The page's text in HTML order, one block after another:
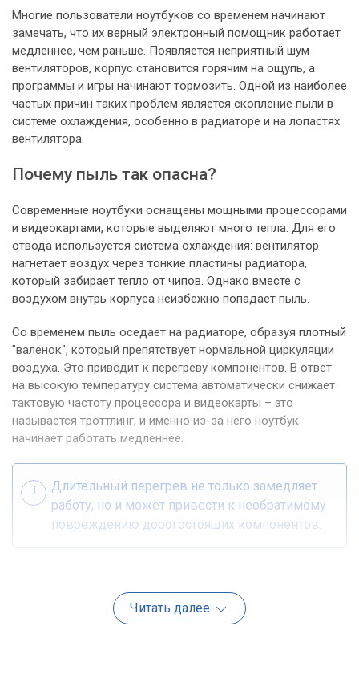
Многие пользователи ноутбуков со временем начинают
замечать, что их верный электронный помощник работает
медленнее, чем раньше. Появляется неприятный шум
вентиляторов, корпус становится горячим на ощупь, а
программы и игры начинают тормозить. Одной из наиболее
частых причин таких проблем является скопление пыли в
системе охлаждения, особенно в радиаторе и на лопастях
вентилятора.
Почему пыль так опасна?
Современные ноутбуки оснащены мощными процессорами
и видеокартами, которые выделяют много тепла. Для его
отвода используется система охлаждения: вентилятор
нагнетает воздух через тонкие пластины радиатора,
который забирает тепло от чипов. Однако вместе с
воздухом внутрь корпуса неизбежно попадает пыль.
Со временем пыль оседает на радиаторе, образуя плотный
"валенок", который препятствует нормальной циркуляции
воздуха. Это приводит к перегреву компонентов. В ответ
на высокую температуру система автоматически снижает
тактовую частоту процессора и видеокарты – это
называется троттлинг, и именно из-за него ноутбук
начинает работать медленнее.
Длительный перегрев не только замедляет
работу, но и может привести к необратимому
повреждению дорогостоящих компонентов.
Существует несколько явных признаков того, что система
охлаждения вашего ноутбука требует профессиональной
Читать далее